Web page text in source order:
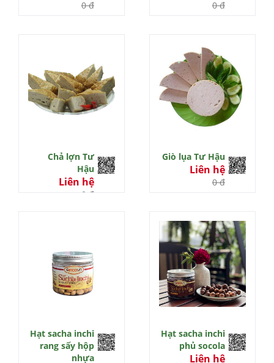
0 đ 0 đ
Chả lợn Tư
Hậu
Liên hệ
0 đ
Giò lụa Tư Hậu
Liên hệ
0 đ
Hạt sacha inchi
rang sấy hộp
nhựa
Hạt sacha inchi
phủ socola
Liên hệ